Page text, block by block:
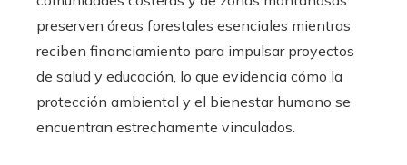
preserven áreas forestales esenciales mientras
reciben financiamiento para impulsar proyectos
de salud y educación, lo que evidencia cómo la
protección ambiental y el bienestar humano se
encuentran estrechamente vinculados.